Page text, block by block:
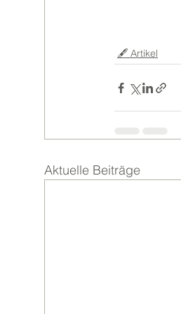
🖋️ Artikel
Aktuelle Beiträge